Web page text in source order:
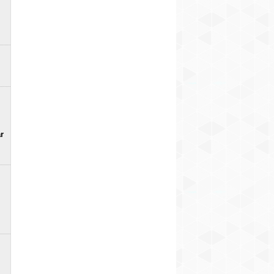
Dānijā privātais sektors